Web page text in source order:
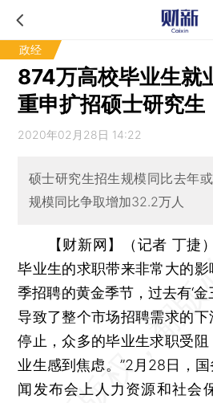
政经
874万高校毕业生就
重申扩招硕士研究生
2020年02月28日 14:22
硕士研究生招生规模同比去年
规模同比争取增加32.2万人
【财新网】（记者 丁捷
毕业生的求职带来非常大的
季招聘的黄金季节，过去有‘
导致了整个市场招聘需求的
停止，众多的毕业生求职受
业生感到焦虑。”2月28日，
闻发布会上人力资源和社会